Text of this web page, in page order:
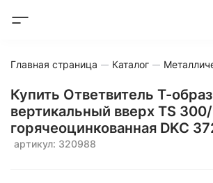
Главная страница Каталог
Купить Ответвитель Т-
вертикальный вверх TS
горячеоцинкованная DKC
артикул: 320988